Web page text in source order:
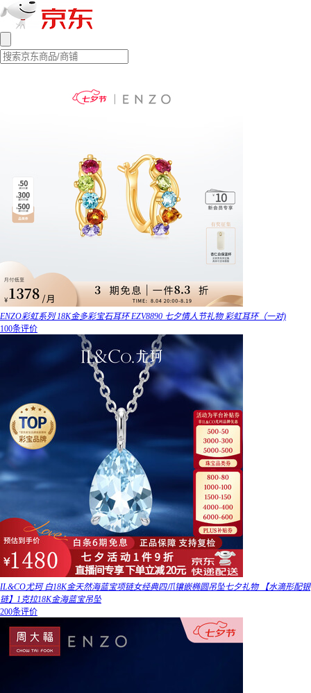
ENZO彩虹系列 18K金多彩宝石耳环 EZV8890 七夕情人节礼物 彩虹耳环（一对)
100条评价
IL&CO尤珂 白18K金天然海蓝宝项链女经典四爪镶嵌椭圆吊坠七夕礼物 【水滴形配银
链】1克拉18K金海蓝宝吊坠
200条评价